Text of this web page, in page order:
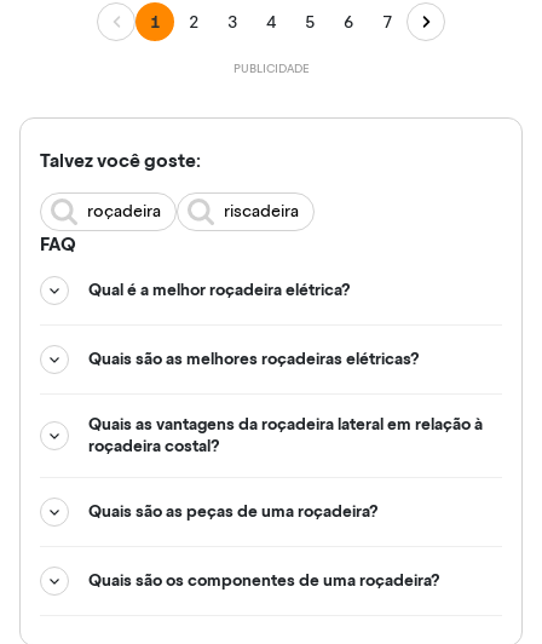
1 2 3 4 5 6 7
Talvez você goste:
roçadeira riscadeira
FAQ
Qual é a melhor roçadeira elétrica?
Quais são as melhores roçadeiras elétricas?
Quais as vantagens da roçadeira lateral em relação à
roçadeira costal?
Quais são as peças de uma roçadeira?
Quais são os componentes de uma roçadeira?